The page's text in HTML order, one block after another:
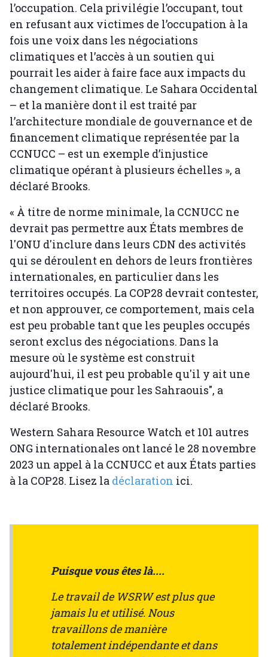
l’occupation. Cela privilégie l’occupant, tout
en refusant aux victimes de l’occupation à la
fois une voix dans les négociations
climatiques et l’accès à un soutien qui
pourrait les aider à faire face aux impacts du
changement climatique. Le Sahara Occidental
– et la manière dont il est traité par
l’architecture mondiale de gouvernance et de
financement climatique représentée par la
CCNUCC – est un exemple d’injustice
climatique opérant à plusieurs échelles », a
déclaré Brooks.
« À titre de norme minimale, la CCNUCC ne
devrait pas permettre aux États membres de
l'ONU d'inclure dans leurs CDN des activités
qui se déroulent en dehors de leurs frontières
internationales, en particulier dans les
territoires occupés. La COP28 devrait contester,
et non approuver, ce comportement, mais cela
est peu probable tant que les peuples occupés
seront exclus des négociations. Dans la
mesure où le système est construit
aujourd'hui, il est peu probable qu'il y ait une
justice climatique pour les Sahraouis", a
déclaré Brooks.
Western Sahara Resource Watch et 101 autres
ONG internationales ont lancé le 28 novembre
2023 un appel à la CCNUCC et aux États parties
à la COP28. Lisez la déclaration ici.
Puisque vous êtes là....
Le travail de WSRW est plus que
jamais lu et utilisé. Nous
travaillons de manière
totalement indépendante et dans